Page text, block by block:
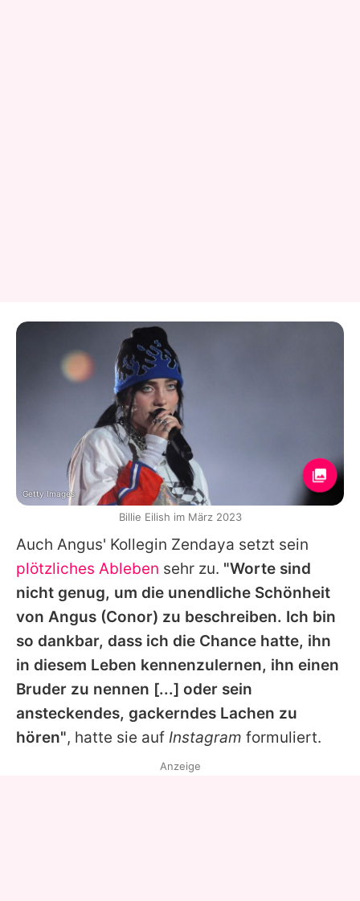
Auch Angus' Kollegin Zendaya setzt sein
plötzliches Ableben sehr zu. "Worte sind
nicht genug, um die unendliche Schönheit
von Angus (Conor) zu beschreiben. Ich bin
so dankbar, dass ich die Chance hatte, ihn
in diesem Leben kennenzulernen, ihn einen
Bruder zu nennen [...] oder sein
ansteckendes, gackerndes Lachen zu
hören", hatte sie auf Instagram formuliert.
Getty Images
Billie Eilish im März 2023
Anzeige